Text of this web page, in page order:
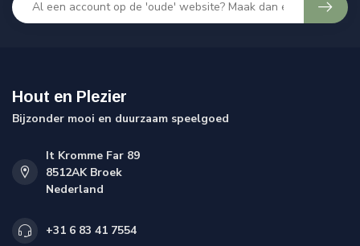
Hout en Plezier
Bijzonder mooi en duurzaam speelgoed
It Kromme Far 89
8512AK Broek
Nederland
+31 6 83 41 7554